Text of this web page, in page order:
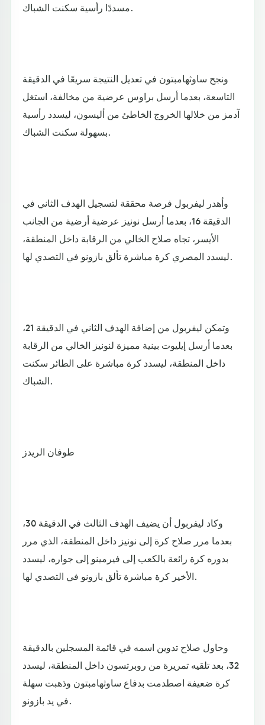
مسددًا رأسية سكنت الشباك.
ونجح ساوثهامبتون في تعديل النتيجة سريعًا في الدقيقة
التاسعة، بعدما أرسل براوس عرضية من مخالفة، استغل
آدمز من خلالها الخروج الخاطئ من أليسون، ليسدد رأسية
بسهولة سكنت الشباك.
وأهدر ليفربول فرصة محققة لتسجيل الهدف الثاني في
الدقيقة 16، بعدما أرسل نونيز عرضية أرضية من الجانب
الأيسر، تجاه صلاح الخالي من الرقابة داخل المنطقة،
ليسدد المصري كرة مباشرة تألق بازونو في التصدي لها.
وتمكن ليفربول من إضافة الهدف الثاني في الدقيقة 21،
بعدما أرسل إيليوت بينية مميزة لنونيز الخالي من الرقابة
داخل المنطقة، ليسدد كرة مباشرة على الطائر سكنت
الشباك.
طوفان الريدز
وكاد ليفربول أن يضيف الهدف الثالث في الدقيقة 30،
بعدما مرر صلاح كرة إلى نونيز داخل المنطقة، الذي مرر
بدوره كرة رائعة بالكعب إلى فيرمينو إلى جواره، ليسدد
الأخير كرة مباشرة تألق بازونو في التصدي لها.
وحاول صلاح تدوين اسمه في قائمة المسجلين بالدقيقة
32، بعد تلقيه تمريرة من روبرتسون داخل المنطقة، ليسدد
كرة ضعيفة اصطدمت بدفاع ساوثهامبتون وذهبت سهلة
في يد بازونو.